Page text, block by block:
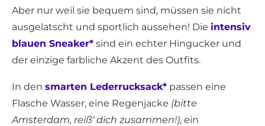
Aber nur weil sie bequem sind, müssen sie nicht
ausgelatscht und sportlich aussehen! Die intensiv
blauen Sneaker* sind ein echter Hingucker und
der einzige farbliche Akzent des Outfits.
In den smarten Lederrucksack* passen eine
Flasche Wasser, eine Regenjacke (bitte
Amsterdam, reiß‘ dich zusammen!), ein